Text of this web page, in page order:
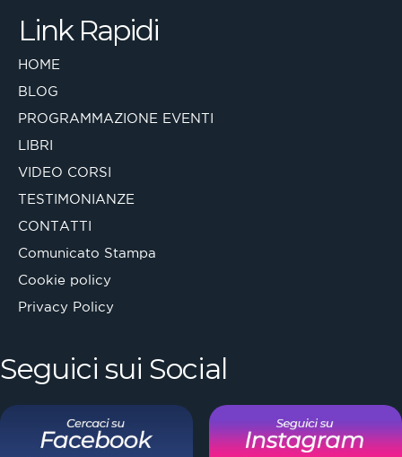
Link Rapidi
HOME
BLOG
PROGRAMMAZIONE EVENTI
LIBRI
VIDEO CORSI
TESTIMONIANZE
CONTATTI
Comunicato Stampa
Cookie policy
Privacy Policy
Seguici sui Social